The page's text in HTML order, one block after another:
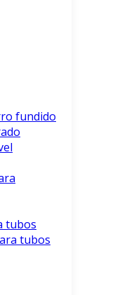
fundido
tubos
tubos